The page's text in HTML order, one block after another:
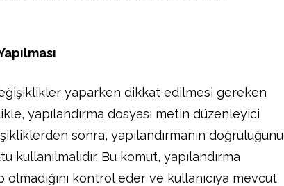
yaparken dikkat edilmesi gereken
yapılandırma dosyası metin düzenleyici
sonra, yapılandırmanın doğruluğunu
Bu komut, yapılandırma
kontrol eder ve kullanıcıya mevcut